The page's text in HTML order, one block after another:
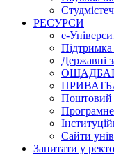
РЕСУРСИ
е-
Підтримка
Державні
Поштовий
Програмне
Сайти
Запитати у